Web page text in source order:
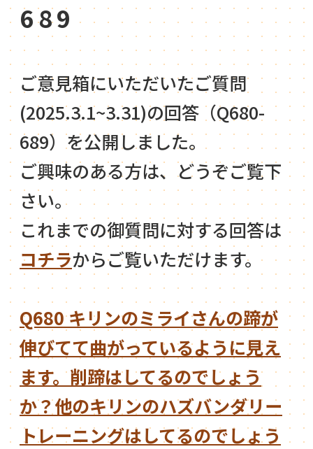
689
ご意見箱にいただいたご質問
(2025.3.1~3.31)の回答（Q680-
689）を公開しました。
ご興味のある方は、どうぞご覧下
さい。
これまでの御質問に対する回答は
コチラからご覧いただけます。
Q680 キリンのミライさんの蹄が
伸びてて曲がっているように見え
ます。削蹄はしてるのでしょう
か？他のキリンのハズバンダリー
トレーニングはしてるのでしょう